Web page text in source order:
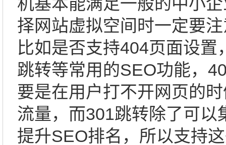
择网站虚拟空间时一定要
比如是否支持404页面设置
跳转等常用的SEO功能，
要是在用户打不开网页的
流量，而301跳转除了可以
提升SEO排名，所以支持